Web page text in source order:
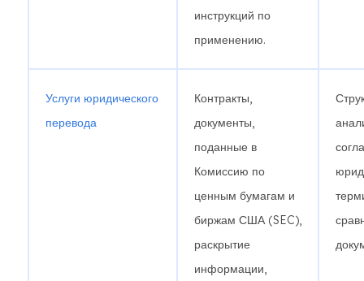
инструкций по
применению.
Услуги юридического
перевода
Контракты,
документы,
поданные в
Комиссию по
ценным бумагам и
биржам США (SEC),
раскрытие
информации,